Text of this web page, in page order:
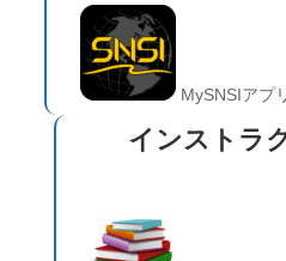
MySNSIアプ
インストラ